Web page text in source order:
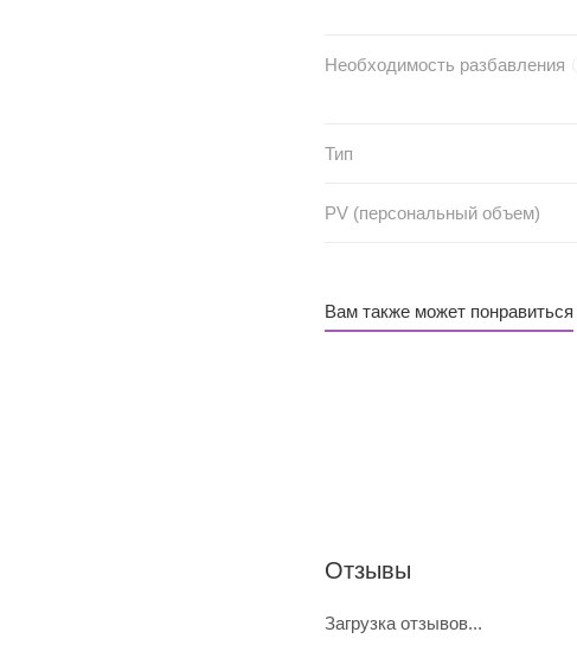
Необходимость разбавления
Тип
PV (персональный объем)
Вам также может понравиться
Отзывы
Загрузка отзывов...